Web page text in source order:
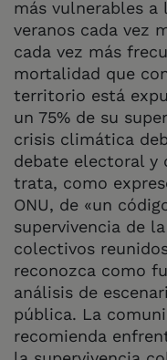
más vulnerables
veranos cada vez
cada vez más
mortalidad que
territorio está
un 75% de su
crisis climática
debate electoral y
trata, como
ONU, de «un
supervivencia de
colectivos
reconozca como
análisis de
pública. La
recomienda